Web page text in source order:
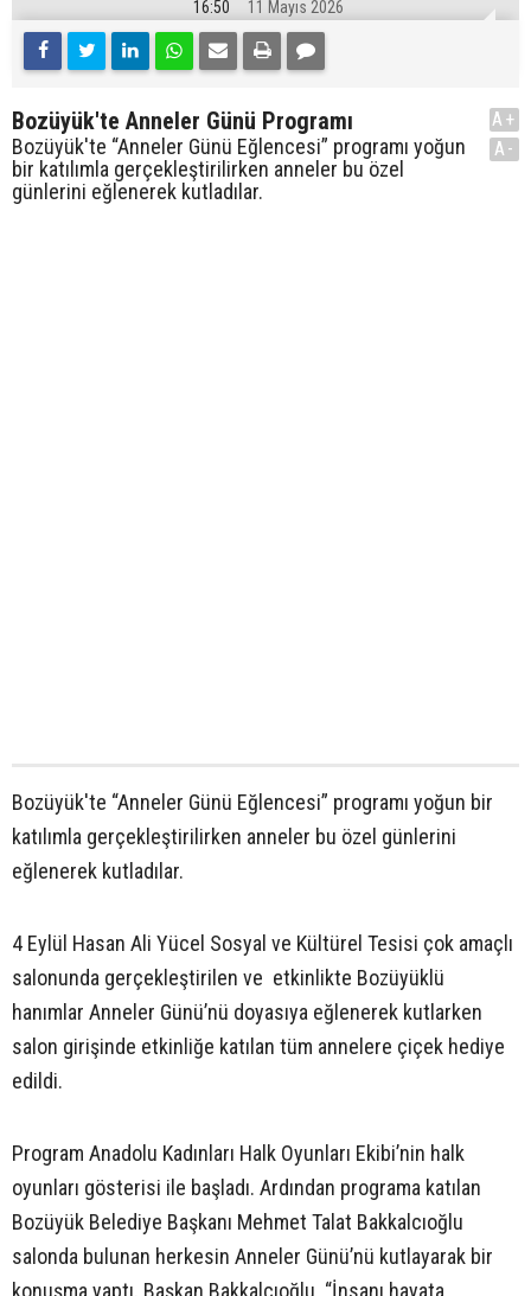
16:50 11 Mayıs 2026
Bozüyük'te Anneler Günü Programı
Bozüyük'te “Anneler Günü Eğlencesi” programı yoğun
bir katılımla gerçekleştirilirken anneler bu özel
günlerini eğlenerek kutladılar.
A+
A-
Bozüyük'te “Anneler Günü Eğlencesi” programı yoğun bir
katılımla gerçekleştirilirken anneler bu özel günlerini
eğlenerek kutladılar.
4 Eylül Hasan Ali Yücel Sosyal ve Kültürel Tesisi çok amaçlı
salonunda gerçekleştirilen ve etkinlikte Bozüyüklü
hanımlar Anneler Günü’nü doyasıya eğlenerek kutlarken
salon girişinde etkinliğe katılan tüm annelere çiçek hediye
edildi.
Program Anadolu Kadınları Halk Oyunları Ekibi’nin halk
oyunları gösterisi ile başladı. Ardından programa katılan
Bozüyük Belediye Başkanı Mehmet Talat Bakkalcıoğlu
salonda bulunan herkesin Anneler Günü’nü kutlayarak bir
konuşma yaptı. Başkan Bakkalcıoğlu “İnsanı hayata